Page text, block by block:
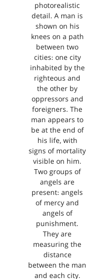
photorealistic
detail. A man is
shown on his
knees on a path
between two
cities: one city
inhabited by the
righteous and
the other by
oppressors and
foreigners. The
man appears to
be at the end of
his life, with
signs of mortality
visible on him.
Two groups of
angels are
present: angels
of mercy and
angels of
punishment.
They are
measuring the
distance
between the man
and each city.